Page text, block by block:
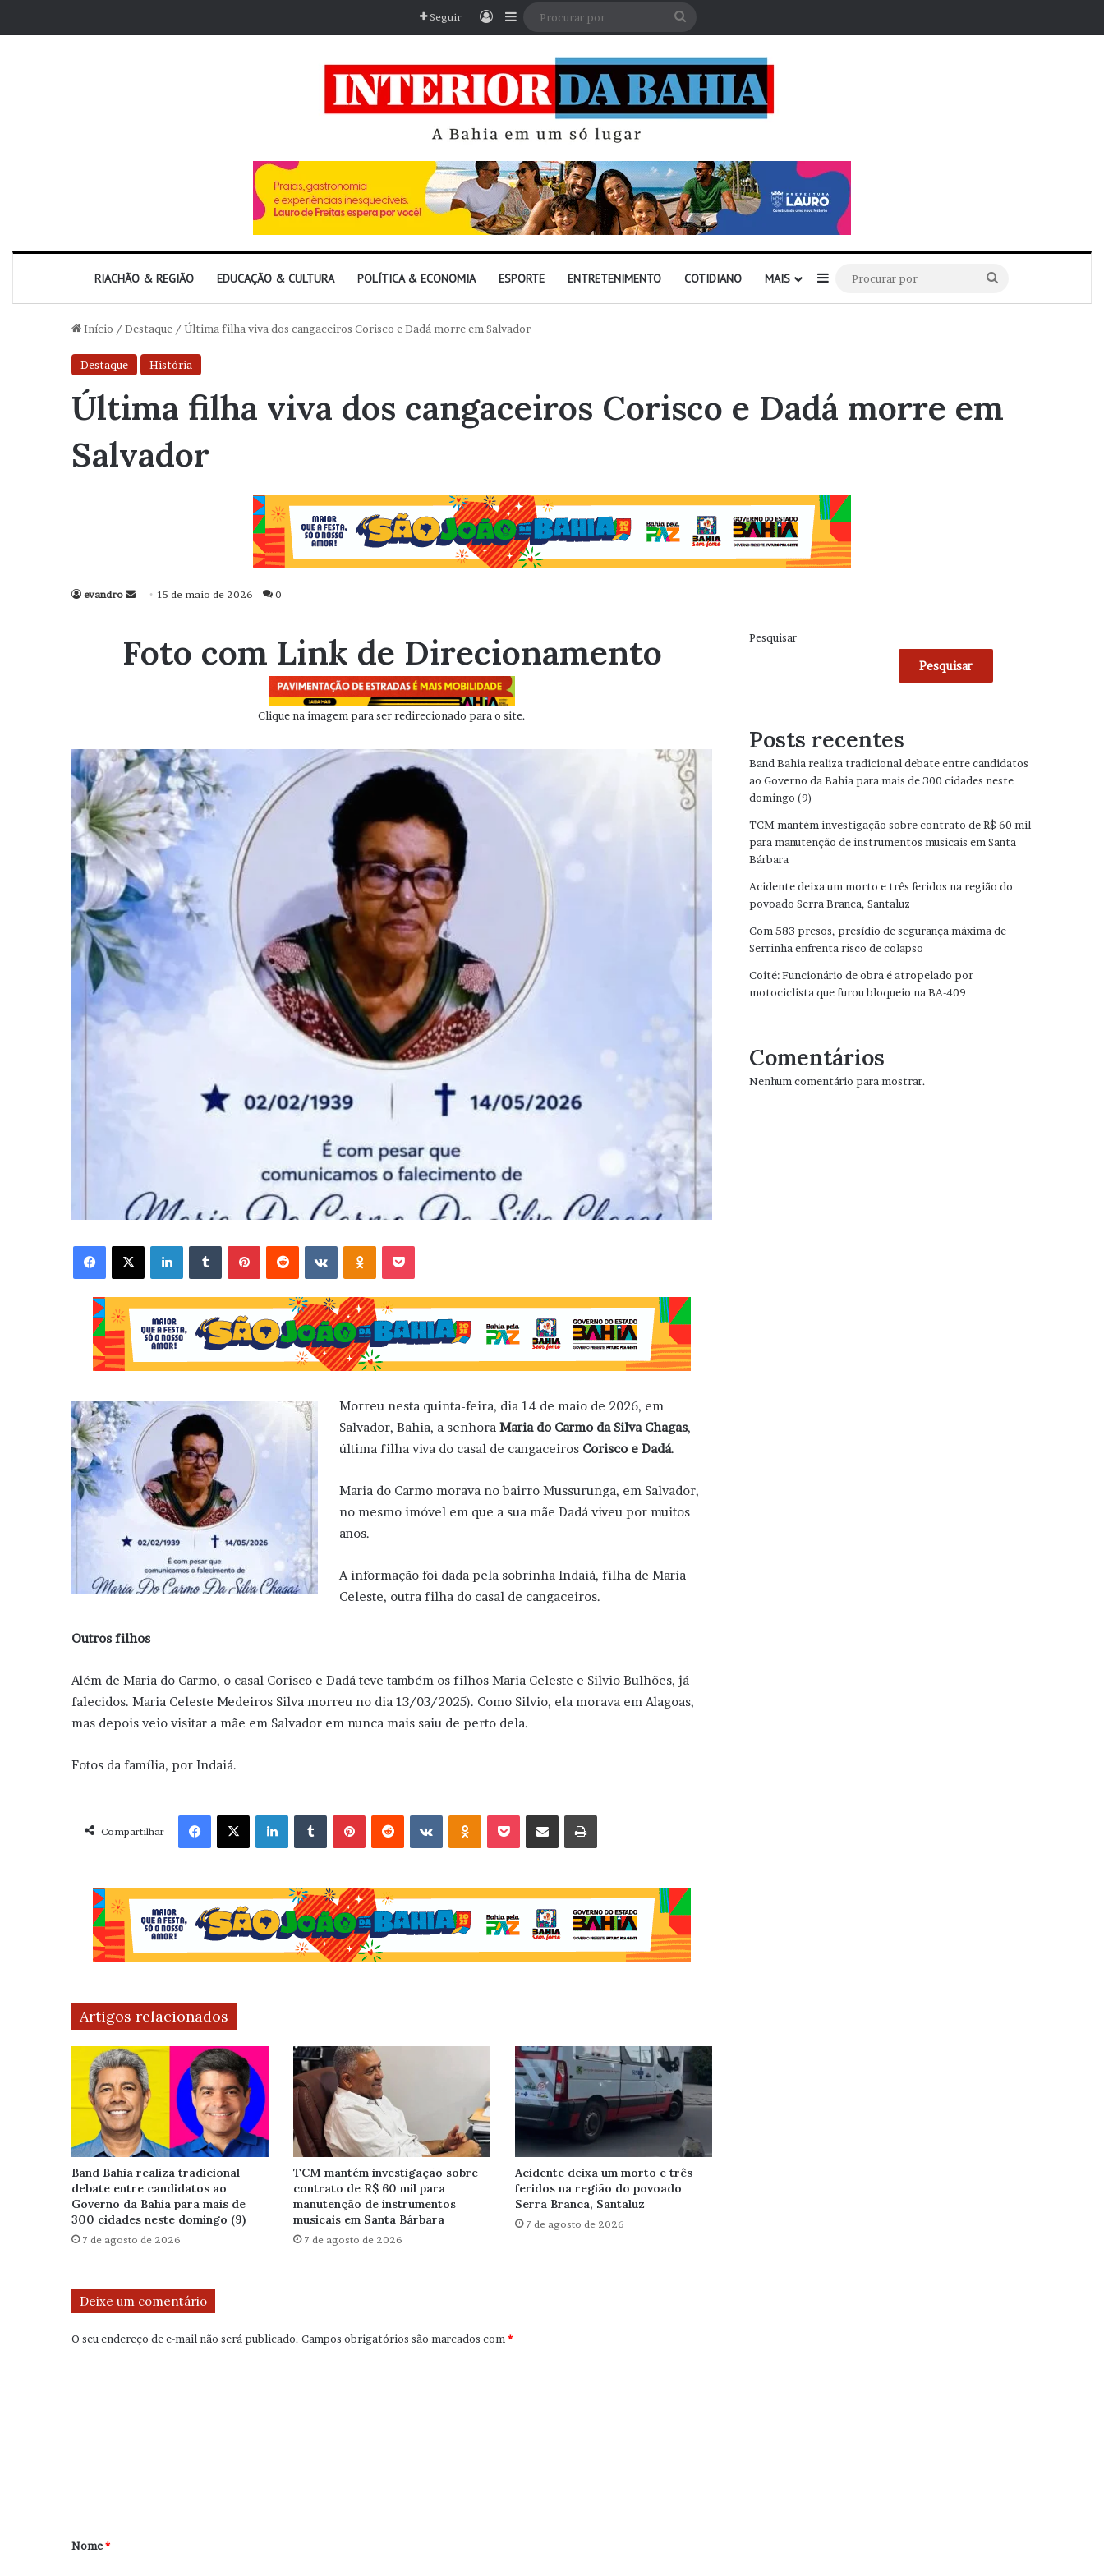
Seguir EntrarBarra Lateral
RIACHÃO & REGIÃO EDUCAÇÃO & CULTURA POLÍTICA & ECONOMIA ESPORTE ENTRETENIMENTO COTIDIANO MAIS Barra Lateral
por
Início / Destaque / Última filha viva dos cangaceiros Corisco e Dadá morre em Salvador
Destaque História
Última filha viva dos cangaceiros Corisco e Dadá morre em
Salvador
evandro
Mande
mail
15 de maio de 2026 0
Foto com Link de Direcionamento
Clique na imagem para ser redirecionado para o site.
Facebook X Linkedin VK OK
Morreu nesta quinta-feira, dia 14 de maio de 2026, em
Salvador, Bahia, a senhoraMaria do Carmo da Silva Chagas,
última filha viva do casal de cangaceiros Corisco e Dadá.
Maria do Carmo morava no bairro Mussurunga, em Salvador,
no mesmo imóvel em que a sua mãe Dadá viveu por muitos
anos.
A informação foi dada pela sobrinha Indaiá, filha de Maria
Celeste, outra filha do casal de cangaceiros.
Outros filhos
Além de Maria do Carmo, o casal Corisco e Dadá teve também os filhos Maria Celeste e Silvio Bulhões, já
falecidos. Maria Celeste Medeiros Silva morreu no dia 13/03/2025). Como Silvio, ela morava em Alagoas,
mas depois veio visitar a mãe em Salvador em nunca mais saiu de perto dela.
Fotos da família, por Indaiá.
Compartilhar
Facebook X Linkedin VK OK
Artigos relacionados
Band Bahia realiza tradicional
debate entre candidatos ao
Governo da Bahia para mais de
300 cidades neste domingo (9)
7 de agosto de 2026
TCM mantém investigação sobre
contrato de R$ 60 mil para
manutenção de instrumentos
musicais em Santa Bárbara
7 de agosto de 2026
Acidente deixa um morto e três
feridos na região do povoado
Serra Branca, Santaluz
7 de agosto de 2026
Deixe um comentário
O seu endereço de e-mail não será publicado. Campos obrigatórios são marcados com*
r
Nome*
Pesquisar
Pesquisar
Posts recentes
Band Bahia realiza tradicional debate entre candidatos
ao Governo da Bahia para mais de 300 cidades neste
domingo (9)
TCM mantém investigação sobre contrato de R$ 60 mil
para manutenção de instrumentos musicais em Santa
Bárbara
Acidente deixa um morto e três feridos na região do
povoado Serra Branca, Santaluz
Com 583 presos, presídio de segurança máxima de
Serrinha enfrenta risco de colapso
Coité: Funcionário de obra é atropelado por
motociclista que furou bloqueio na BA-409
Comentários
Nenhum comentário para mostrar.